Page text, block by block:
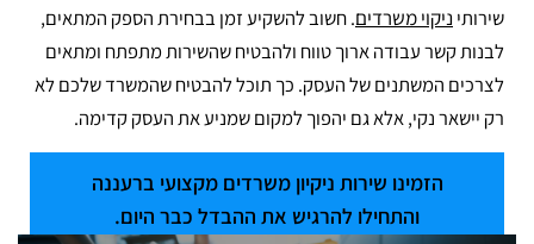
שירותי ניקוי משרדים. חשוב להשקיע זמן בבחירת הספק המתאים,
לבנות קשר עבודה ארוך טווח ולהבטיח שהשירות מתפתח ומתאים
לצרכים המשתנים של העסק. כך תוכל להבטיח שהמשרד שלכם לא
רק יישאר נקי, אלא גם יהפוך למקום שמניע את העסק קדימה.
הזמינו שירות ניקיון משרדים מקצועי ברעננה
והתחילו להרגיש את ההבדל כבר היום.